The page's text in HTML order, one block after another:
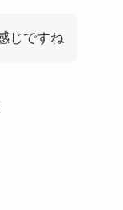
じですね